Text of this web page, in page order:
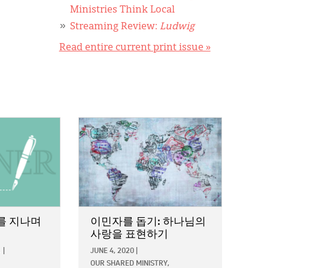
Ministries Think Local
Streaming Review: Ludwig
Read entire current print issue »
지나며
IMAGE:
이민자를 돕기: 하나님의
사랑을 표현하기
JUNE 4, 2020
OUR SHARED MINISTRY,